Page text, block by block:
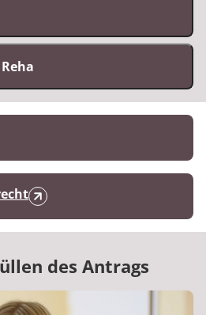
des Antrags